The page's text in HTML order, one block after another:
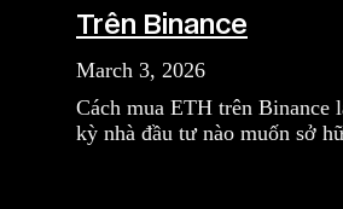
Trên Binance
March 3, 2026
Cách mua ETH trên Binance
kỳ nhà đầu tư nào muốn sở